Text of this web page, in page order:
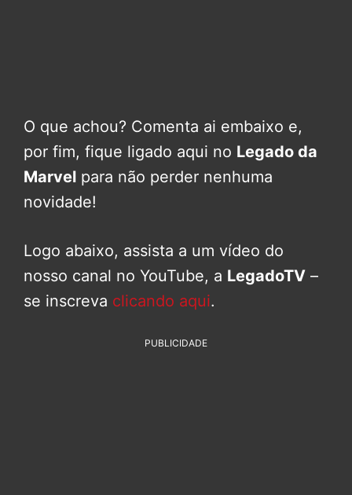
O que achou? Comenta ai embaixo e,
por fim, fique ligado aqui no Legado da
Marvel para não perder nenhuma
novidade!
Logo abaixo, assista a um vídeo do
nosso canal no YouTube, a LegadoTV –
se inscreva clicando aqui.
PUBLICIDADE